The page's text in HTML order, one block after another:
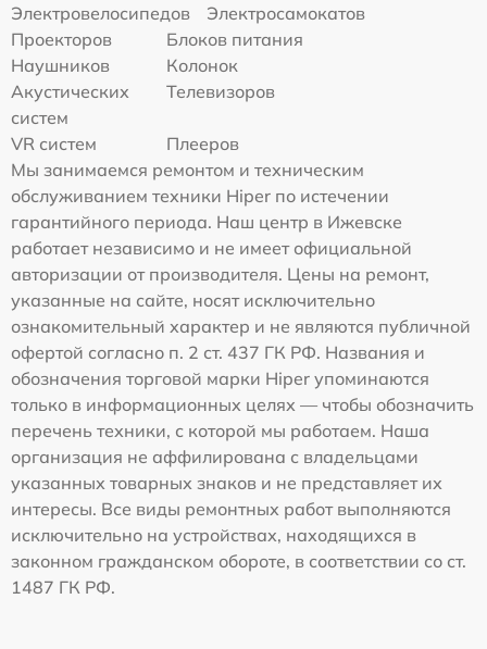
Электровелосипедов
Электросамокатов
Проекторов
Блоков питания
Наушников
Колонок
Акустических
систем
Телевизоров
VR систем
Плееров
Мы занимаемся ремонтом и техническим
обслуживанием техники Hiper по истечении
гарантийного периода. Наш центр в Ижевске
работает независимо и не имеет официальной
авторизации от производителя. Цены на ремонт,
указанные на сайте, носят исключительно
ознакомительный характер и не являются публичной
офертой согласно п. 2 ст. 437 ГК РФ. Названия и
обозначения торговой марки Hiper упоминаются
только в информационных целях — чтобы обозначить
перечень техники, с которой мы работаем. Наша
организация не аффилирована с владельцами
указанных товарных знаков и не представляет их
интересы. Все виды ремонтных работ выполняются
исключительно на устройствах, находящихся в
законном гражданском обороте, в соответствии со ст.
1487 ГК РФ.